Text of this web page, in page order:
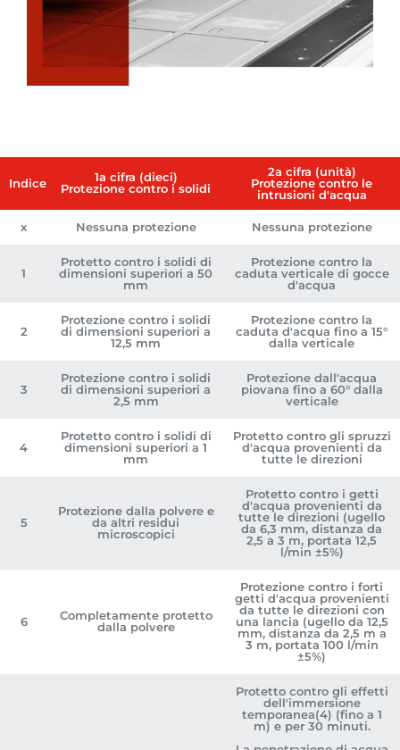
Indice
1a cifra (dieci)
Protezione contro i solidi
2a cifra (unità)
Protezione contro le
intrusioni d'acqua
x Nessuna protezione Nessuna protezione
1
Protetto contro i solidi di
dimensioni superiori a 50
mm
Protezione contro la
caduta verticale di gocce
d'acqua
2
Protezione contro i solidi
di dimensioni superiori a
12,5 mm
Protezione contro la
caduta d'acqua fino a 15°
dalla verticale
3
Protezione contro i solidi
di dimensioni superiori a
2,5 mm
Protezione dall'acqua
piovana fino a 60° dalla
verticale
4
Protetto contro i solidi di
dimensioni superiori a 1
mm
Protetto contro gli spruzzi
d'acqua provenienti da
tutte le direzioni
5
Protezione dalla polvere e
da altri residui
microscopici
Protetto contro i getti
d'acqua provenienti da
tutte le direzioni (ugello
da 6,3 mm, distanza da
2,5 a 3 m, portata 12,5
l/min ±5%)
6
Completamente protetto
dalla polvere
Protezione contro i forti
getti d'acqua provenienti
da tutte le direzioni con
una lancia (ugello da 12,5
mm, distanza da 2,5 m a
3 m, portata 100 l/min
±5%)
Protetto contro gli effetti
dell'immersione
temporanea(4) (fino a 1
m) e per 30 minuti.